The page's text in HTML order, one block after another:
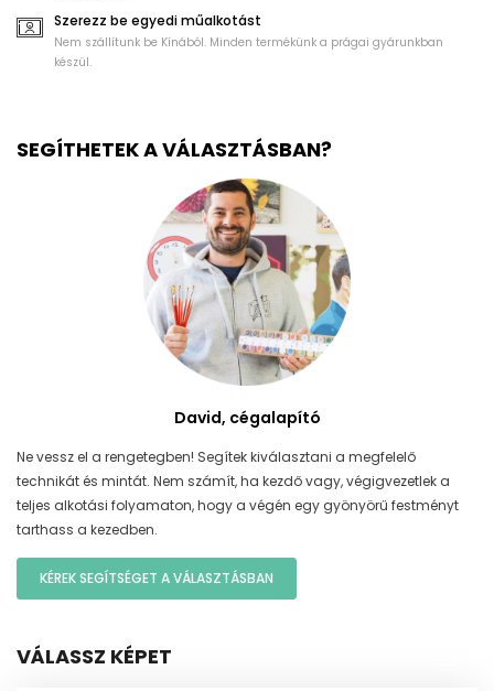
Szerezz be egyedi műalkotást
Nem szállítunk be Kínából. Minden termékünk a prágai gyárunkban
készül.
SEGÍTHETEK A VÁLASZTÁSBAN?
David, cégalapító
Ne vessz el a rengetegben! Segítek kiválasztani a megfelelő
technikát és mintát. Nem számít, ha kezdő vagy, végigvezetlek a
teljes alkotási folyamaton, hogy a végén egy gyönyörű festményt
tarthass a kezedben.
KÉREK SEGÍTSÉGET A VÁLASZTÁSBAN
VÁLASSZ KÉPET